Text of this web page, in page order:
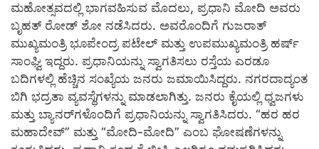
ಮಹೋತ್ಸವದಲ್ಲಿ ಭಾಗವಹಿಸುವ ಮೊದಲು, ಪ್ರಧಾನಿ ಮೋದಿ ಅವರು
ಬೃಹತ್ ರೋಡ್ ಶೋ ನಡೆಸಿದರು. ಅವರೊಂದಿಗೆ ಗುಜರಾತ್
ಮುಖ್ಯಮಂತ್ರಿ ಭೂಪೇಂದ್ರ ಪಟೇಲ್ ಮತ್ತು ಉಪಮುಖ್ಯಮಂತ್ರಿ ಹರ್ಷ್
ಸಾಂಘ್ವಿ ಇದ್ದರು. ಪ್ರಧಾನಿಯನ್ನು ಸ್ವಾಗತಿಸಲು ರಸ್ತೆಯ ಎರಡೂ
ಬದಿಗಳಲ್ಲಿ ಹೆಚ್ಚಿನ ಸಂಖ್ಯೆಯ ಜನರು ಜಮಾಯಿಸಿದ್ದರು. ನಗರದಾದ್ಯಂತ
ಬಿಗಿ ಭದ್ರತಾ ವ್ಯವಸ್ಥೆಗಳನ್ನು ಮಾಡಲಾಗಿತ್ತು. ಜನರು ಕೈಯಲ್ಲಿ ಧ್ವಜಗಳು
ಮತ್ತು ಬ್ಯಾನರ್‌ಗಳೊಂದಿಗೆ ಪ್ರಧಾನಿಯನ್ನು ಸ್ವಾಗತಿಸಿದರು. “ಹರ ಹರ
ಮಹಾದೇವ್” ಮತ್ತು “ಮೋದಿ-ಮೋದಿ” ಎಂಬ ಘೋಷಣೆಗಳನ್ನು